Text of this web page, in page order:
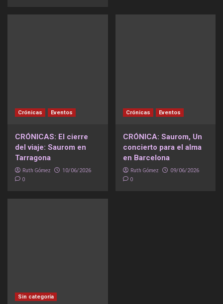
Crónicas Eventos
CRÓNICAS: El cierre
del viaje: Saurom en
Tarragona
Ruth Gómez 10/06/2026
0
Crónicas Eventos
CRÓNICA: Saurom, Un
concierto para el alma
en Barcelona
Ruth Gómez 09/06/2026
0
Sin categoría